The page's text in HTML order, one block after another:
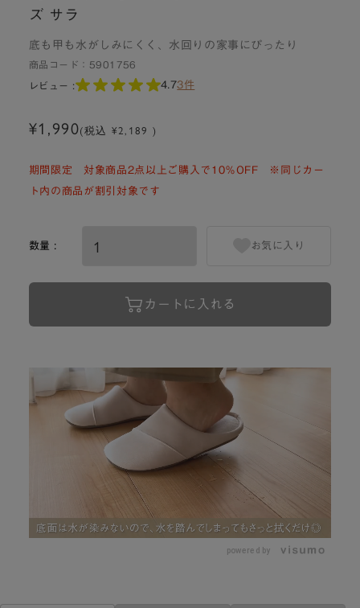
ズ サラ
底も甲も水がしみにくく、水回りの家事にぴったり
商品コード： 5901756
レビュー : 4.73件
¥1,990(税込 ¥2,189 )
期間限定 対象商品2点以上ご購入で10％OFF ※同じカー
ト内の商品が割引対象です
数量 :
カートに入れる
お気に入り
U
n
/
a
d
powered by